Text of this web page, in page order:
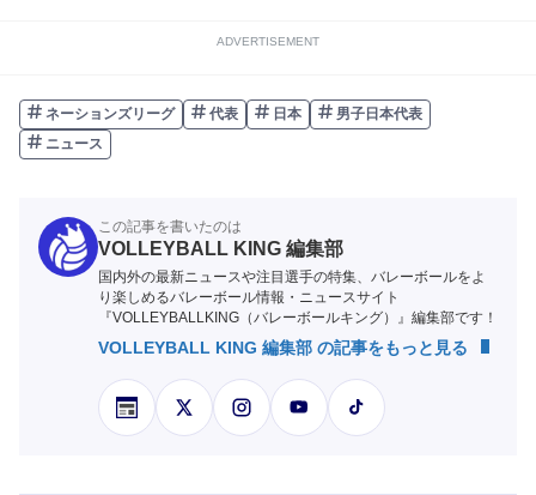
ADVERTISEMENT
ネーションズリーグ 代表 日本
男子日本代表
ニュース
この記事を書いたのは
VOLLEYBALL KING 編集部
国内外の最新ニュースや注目選手の特集、バレーボールをよ
り楽しめるバレーボール情報・ニュースサイト
『VOLLEYBALLKING（バレーボールキング）』編集部です！
VOLLEYBALL KING 編集部 の記事をもっと見る